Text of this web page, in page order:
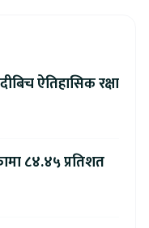
ऐतिहासिक रक्षा
८४.४५ प्रतिशत